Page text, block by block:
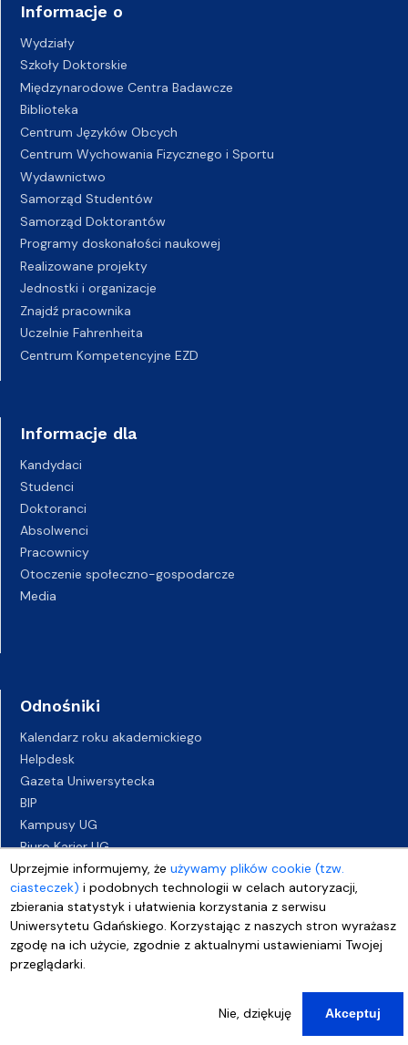
Uprzejmie informujemy, żeużywamy plików cookie (tzw.
ciasteczek) i podobnych technologii w celach autoryzacji,
zbierania statystyk i ułatwienia korzystania z serwisu
Uniwersytetu Gdańskiego. Korzystając z naszych stron wyrażasz
zgodę na ich użycie, zgodnie z aktualnymi ustawieniami Twojej
przeglądarki.
Nie, dziękuję Akceptuj
Informacje o
Wydziały
Szkoły Doktorskie
Międzynarodowe Centra Badawcze
Biblioteka
Centrum Języków Obcych
Centrum Wychowania Fizycznego i Sportu
Wydawnictwo
Samorząd Studentów
Samorząd Doktorantów
Programy doskonałości naukowej
Realizowane projekty
Jednostki i organizacje
Znajdź pracownika
Uczelnie Fahrenheita
Centrum Kompetencyjne EZD
Informacje dla
Kandydaci
Studenci
Doktoranci
Absolwenci
Pracownicy
Otoczenie społeczno-gospodarcze
Media
Odnośniki
Kalendarz roku akademickiego
Helpdesk
Gazeta Uniwersytecka
BIP
Kampusy UG
Biuro Karier UG
Oferty pracy
Deklaracja dostępności